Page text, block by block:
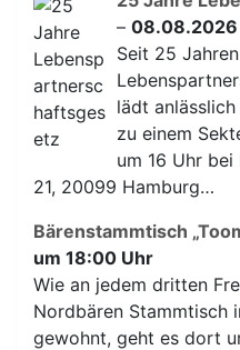
– 08.08.2026
Seit 25
lädt
zu einem
um 16 Uhr
21, 20099 Hamburg…
Bärenstammtisch
um 18:00 Uhr
Wie an jedem dritten
Nordbären Stammtisch
gewohnt, geht es dort